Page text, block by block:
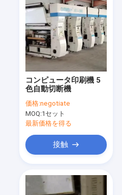
コンピュータ印刷機 5
色自動切断機
価格:negotiate
MOQ:1セット
最新価格を得る
接触